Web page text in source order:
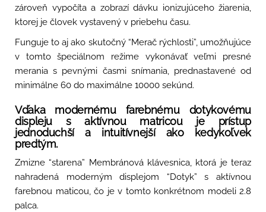
zároveň vypočíta a zobrazí dávku ionizujúceho žiarenia,
ktorej je človek vystavený v priebehu času.
Funguje to aj ako skutočný “Merač rýchlosti”, umožňujúce
v tomto špeciálnom režime vykonávať veľmi presné
merania s pevnými časmi snímania, prednastavené od
minimálne 60 do maximálne 10000 sekúnd.
Vďaka modernému farebnému dotykovému
displeju s aktívnou matricou je prístup
jednoduchší a intuitívnejší ako kedykoľvek
predtým.
Zmizne “starena” Membránová klávesnica, ktorá je teraz
nahradená moderným displejom “Dotyk” s aktívnou
farebnou maticou, čo je v tomto konkrétnom modeli 2.8
palca.